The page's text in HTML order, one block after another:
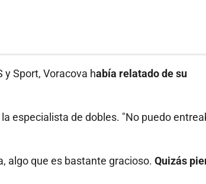
y Sport, Voracova había relatado de su
la especialista de dobles. "No puedo
algo que es bastante gracioso. Quizás